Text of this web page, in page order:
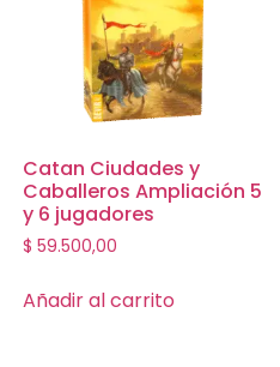
Catan Ciudades y
Caballeros Ampliación 5
y 6 jugadores
$ 59.500,00
Añadir al carrito